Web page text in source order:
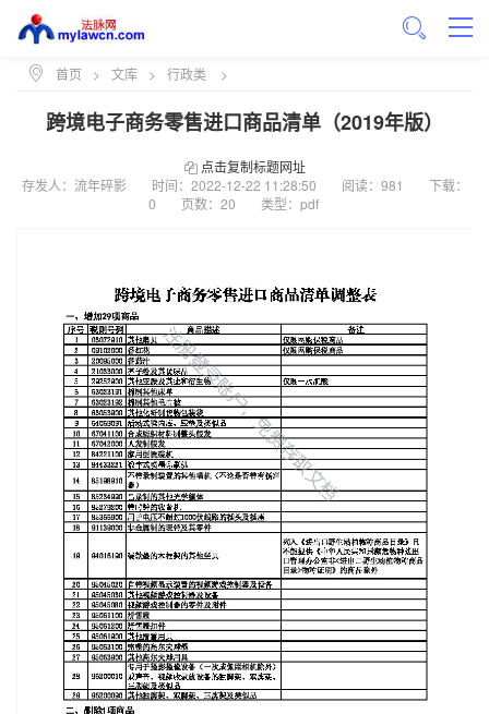
首页 > 文库 > 行政类 >
跨境电子商务零售进口商品清单（2019年版）
点击复制标题网址
存发人：流年碎影
时间： 2022-12-22 11:28:50 阅读：981
下载：
0
页数：20 类型：pdf